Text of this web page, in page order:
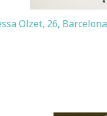
Olzet, 26, Barcelona